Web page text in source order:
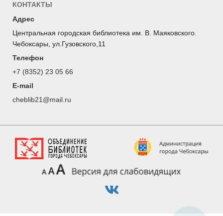
КОНТАКТЫ
Адрес
Центральная городская библиотека им. В. Маяковского.
Чебоксары, ул.Гузовского,11
Телефон
+7 (8352) 23 05 66
E-mail
cheblib21@mail.ru